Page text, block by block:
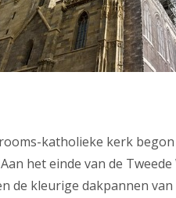
katholieke kerk
het einde van de
de kleurige dakpannen